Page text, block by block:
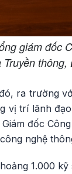
giám đốc
ra trường
vị trí lãnh
đốc
nghệ
1.000